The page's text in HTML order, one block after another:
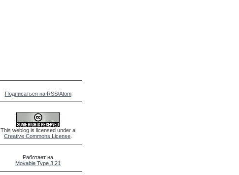
Подписаться на RSS/Atom
This weblog is licensed under a
Creative Commons License
Работает на
Movable Type 3.21